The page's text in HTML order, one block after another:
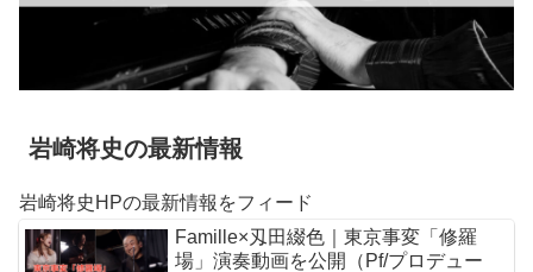
岩崎将史の最新情報
岩崎将史HPの最新情報をフィード
Famille×刄田綴色｜東京事変「修羅
場」演奏動画を公開（Pf/プロデュー